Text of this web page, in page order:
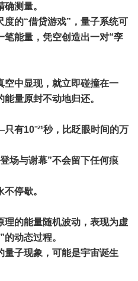
测量。
的“借贷游戏”，量子系统可
笔能量，凭空创造出一对“孪
空中显现，就立即碰撞在一
量原封不动地归还。
有10⁻²¹秒，比眨眼时间的万
场与谢幕”不会留下任何痕
停歇。
理的能量随机波动，表现为虚
动态过程。
量子现象，可能是宇宙诞生